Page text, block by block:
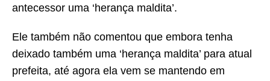
antecessor uma ‘herança maldita’.
Ele também não comentou que embora tenha
deixado também uma ‘herança maldita’ para atual
prefeita, até agora ela vem se mantendo em